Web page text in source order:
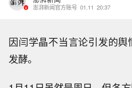
澎湃新闻官方账号 01.11 20:37
因闫学晶不当言论引发的
发酵。